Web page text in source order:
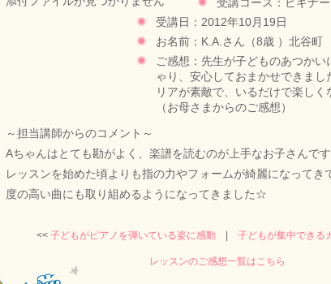
受講日：2012年10月19日
お名前：K.A.さん（8歳 ）北谷町
ご感想：先生が子どものあつかい
ゃり、安心しておまかせできまし
リアが素敵で、いるだけで楽しく
（お母さまからのご感想）
～担当講師からのコメント～
Aちゃんはとても勘がよく、楽譜を読むのが上手なお子さんです
レッスンを始めた頃よりも指の力やフォームが綺麗になってき
度の高い曲にも取り組めるようになってきました☆
<< 子どもがピアノを弾いている姿に感動 子どもが集中できる
レッスンのご感想一覧はこちら